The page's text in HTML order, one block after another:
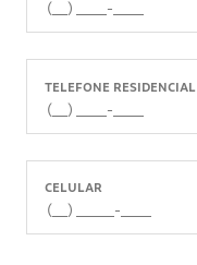
TELEFONE RESIDENCIAL
CELULAR